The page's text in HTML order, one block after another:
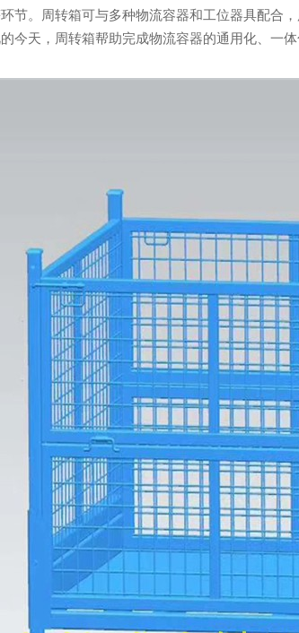
节。周转箱可与多种物流容器和工位器具配合
今天，周转箱帮助完成物流容器的通用化、一